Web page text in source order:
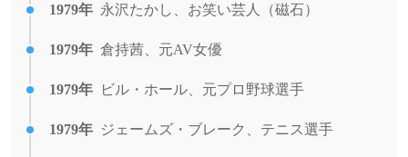
1979年 永沢たかし、お笑い芸人（磁石）
1979年 倉持茜、元AV女優
1979年 ビル・ホール、元プロ野球選手
1979年 ジェームズ・ブレーク、テニス選手